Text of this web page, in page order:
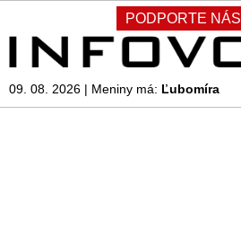
PODPORTE NÁS
09. 08. 2026 | Meniny má: Ľubomíra